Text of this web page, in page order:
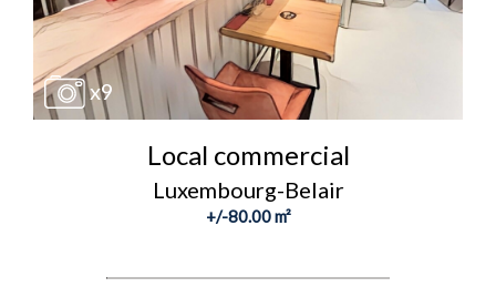
x9
Local commercial
Luxembourg-Belair
+/-80.00 m²